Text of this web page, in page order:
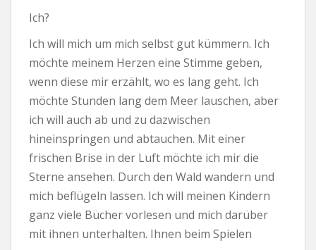
Ich?
Ich will mich um mich selbst gut kümmern. Ich
möchte meinem Herzen eine Stimme geben,
wenn diese mir erzählt, wo es lang geht. Ich
möchte Stunden lang dem Meer lauschen, aber
ich will auch ab und zu dazwischen
hineinspringen und abtauchen. Mit einer
frischen Brise in der Luft möchte ich mir die
Sterne ansehen. Durch den Wald wandern und
mich beflügeln lassen. Ich will meinen Kindern
ganz viele Bücher vorlesen und mich darüber
mit ihnen unterhalten. Ihnen beim Spielen